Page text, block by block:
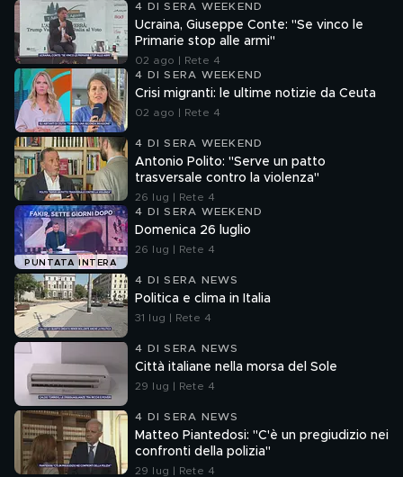
4 DI SERA WEEKEND
Ucraina, Giuseppe Conte: "Se vinco le
Primarie stop alle armi"
02 ago | Rete 4
4 DI SERA WEEKEND
Crisi migranti: le ultime notizie da Ceuta
02 ago | Rete 4
4 DI SERA WEEKEND
Antonio Polito: "Serve un patto
trasversale contro la violenza"
26 lug | Rete 4
PUNTATA INTERA
4 DI SERA WEEKEND
Domenica 26 luglio
26 lug | Rete 4
4 DI SERA NEWS
Politica e clima in Italia
31 lug | Rete 4
4 DI SERA NEWS
Città italiane nella morsa del Sole
29 lug | Rete 4
4 DI SERA NEWS
Matteo Piantedosi: "C'è un pregiudizio nei
confronti della polizia"
29 lug | Rete 4